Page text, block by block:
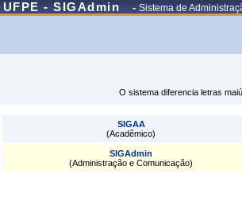
UFPE - SIGAdmin - Sistema de
O sistema diferencia letras
SIGAA
(Acadêmico)
SIGAdmin
(Administração e Comunicação)